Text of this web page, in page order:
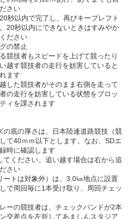
さい
で完了し、再びキープレフト
20秒以内にできないときはすみやか
ださい
禁止
もスピードを上げて競ったり
越す競技者の走行を妨害していると
ます
技者がそのまま右側を走って
の走行を妨害している状態をブロッ
ィを課されます
の底の厚さは、日本陸連道路競技（競
て40ｍｍ以下とします。なお、SDエ
時に確認します
ください。追い越す場合は右から追
さい
トは対象外）は、3.0㎞地点に設置
で周回毎に1本受け取り、周回チェッ
競技者は、チェックバンドが2本
交差点を左折してあましんスタジア